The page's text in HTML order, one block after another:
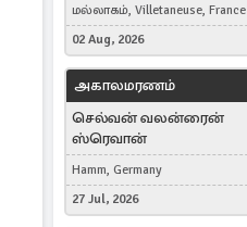
மல்லாகம், Villetaneuse, France
02 Aug, 2026
அகாலமரணம்
செல்வன் வலன்ரைன்
ஸ்ரெவான்
Hamm, Germany
27 Jul, 2026